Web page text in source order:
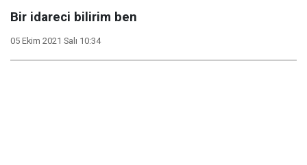
Bir idareci bilirim ben
05 Ekim 2021 Salı 10:34